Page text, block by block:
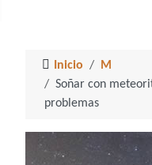
Inicio
M
Soñar con
problemas